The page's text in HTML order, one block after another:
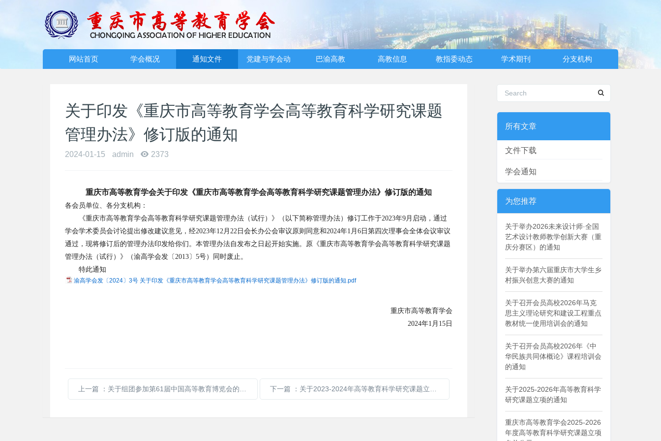
网站首页 学会概况 通知文件 党建与学会动 巴渝高教 高教信息 教指委动态 学术期刊 分支机构
关于印发《重庆市高等教育学会高等教育科学研究课题
管理办法》修订版的通知
2024-01-15 admin 2373
重庆市高等教育学会关于印发《重庆市高等教育学会高等教育科学研究课题管理办法》修订版的通知
各会员单位、各分支机构：
《重庆市高等教育学会高等教育科学研究课题管理办法（试行）》（以下简称管理办法）修订工作于2023年9月启动，通过
学会学术委员会讨论提出修改建议意见，经2023年12月22日会长办公会审议原则同意和2024年1月6日第四次理事会全体会议审议
通过，现将修订后的管理办法印发给你们。本管理办法自发布之日起开始实施。原《重庆市高等教育学会高等教育科学研究课题
管理办法（试行）》（渝高学会发〔2013〕5号）同时废止。
特此通知
渝高学会发〔2024〕3号 关于印发《重庆市高等教育学会高等教育科学研究课题管理办法》修订版的通知.pdf
重庆市高等教育学会
2024年1月15日
上一篇 ：关于组团参加第61届中国高等教育博览会的通知 下一篇 ：关于2023-2024年高等教育科学研究课题立项的通知
所有文章
文件下载
学会通知
为您推荐
关于举办2026未来设计师·全国
艺术设计教师教学创新大赛（重
庆分赛区）的通知
关于举办第六届重庆市大学生乡
村振兴创意大赛的通知
关于召开会员高校2026年马克
思主义理论研究和建设工程重点
教材统一使用培训会的通知
关于召开会员高校2026年《中
华民族共同体概论》课程培训会
的通知
关于2025-2026年高等教育科学
研究课题立项的通知
重庆市高等教育学会2025-2026
年度高等教育科学研究课题立项